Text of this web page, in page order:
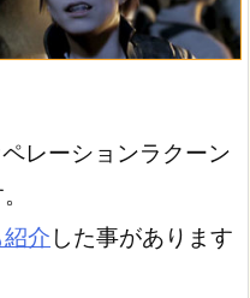
レーションラクーン
介した事があります